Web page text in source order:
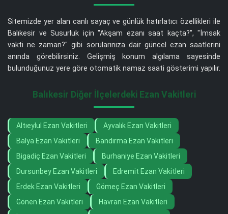
Sitemizde yer alan canlı sayaç ve günlük hatırlatıcı özellikleri ile
Balıkesir ve Susurluk için "Akşam ezanı saat kaçta?", "İmsak
vakti ne zaman?" gibi sorularınıza dair güncel ezan saatlerini
anında görebilirsiniz. Gelişmiş konum algılama sayesinde
bulunduğunuz yere göre otomatik namaz saati gösterimi yapılır.
Balıkesir Diğer İlçelerdeki Ezan Vakitleri
Altıeylul Ezan Vakitleri
Ayvalık Ezan Vakitleri
Balya Ezan Vakitleri
Bandırma Ezan Vakitleri
Bigadiç Ezan Vakitleri
Burhaniye Ezan Vakitleri
Dursunbey Ezan Vakitleri
Edremit Ezan Vakitleri
Erdek Ezan Vakitleri
Gömeç Ezan Vakitleri
Gönen Ezan Vakitleri
Havran Ezan Vakitleri